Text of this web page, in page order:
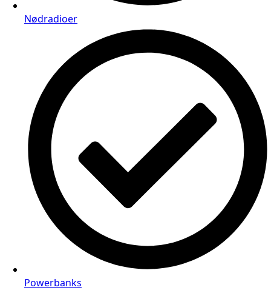
Nødradioer
Powerbanks